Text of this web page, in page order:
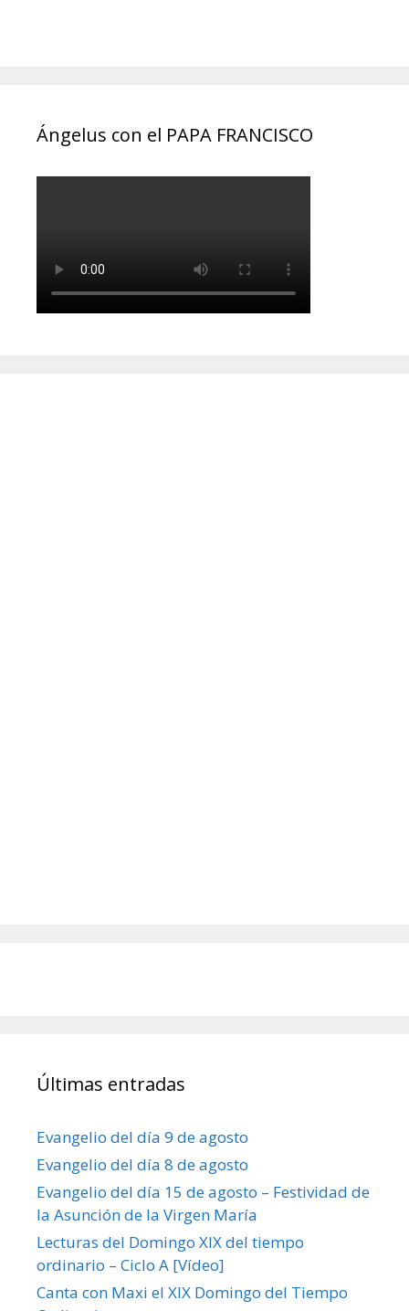
Ángelus con el PAPA FRANCISCO
Últimas entradas
Evangelio del día 9 de agosto
Evangelio del día 8 de agosto
Evangelio del día 15 de agosto – Festividad de
la Asunción de la Virgen María
Lecturas del Domingo XIX del tiempo
ordinario – Ciclo A [Vídeo]
Canta con Maxi el XIX Domingo del Tiempo